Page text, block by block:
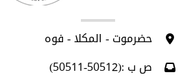
حضرموت - المكلا - فوه
ص ب :(50512-50511)